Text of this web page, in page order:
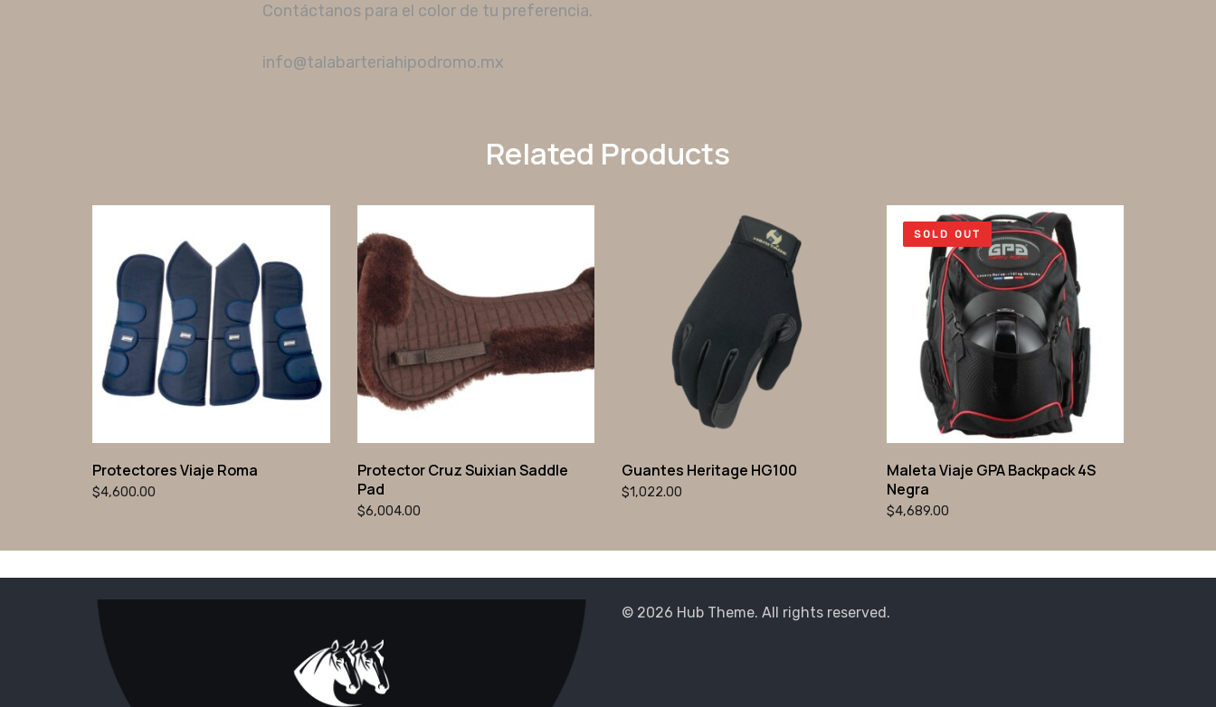
Contáctanos para el color de tu preferencia.
info@talabarteriahipodromo.mx
Related Products
Protectores Viaje Roma
$4,600.00
Protector Cruz Suixian Saddle
Pad
$6,004.00
Guantes Heritage HG100
$1,022.00
SOLD OUT
Maleta Viaje GPA Backpack 4S
Negra
$4,689.00
© 2026 Hub Theme. All rights reserved.